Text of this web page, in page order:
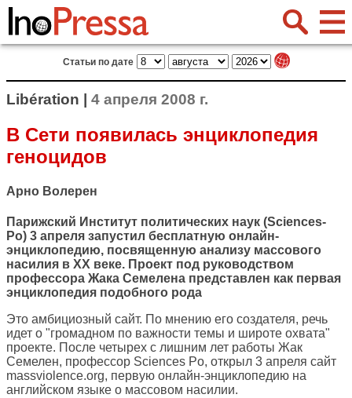
Статьи по дате
Libération | 4 апреля 2008 г.
В Сети появилась энциклопедия
геноцидов
Арно Волерен
Парижский Институт политических наук (Sciences-
Po) 3 апреля запустил бесплатную онлайн-
энциклопедию, посвященную анализу массового
насилия в XX веке. Проект под руководством
профессора Жака Семелена представлен как первая
энциклопедия подобного рода
Это амбициозный сайт. По мнению его создателя, речь
идет о "громадном по важности темы и широте охвата"
проекте. После четырех с лишним лет работы Жак
Семелен, профессор Sciences Po, открыл 3 апреля сайт
massviolence.org, первую онлайн-энциклопедию на
английском языке о массовом насилии.